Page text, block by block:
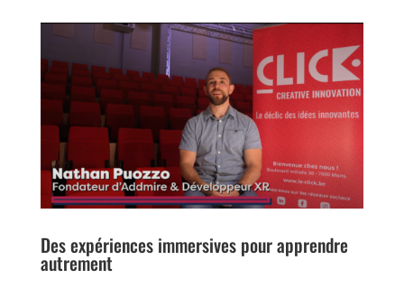
Des expériences immersives pour apprendre
autrement